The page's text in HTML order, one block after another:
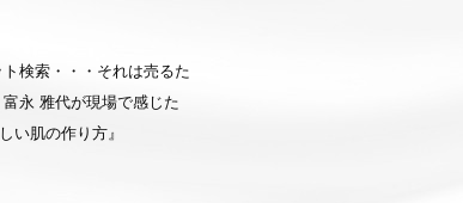
検索・・・それは売るた
永 雅代が現場で感じた
い肌の作り方』